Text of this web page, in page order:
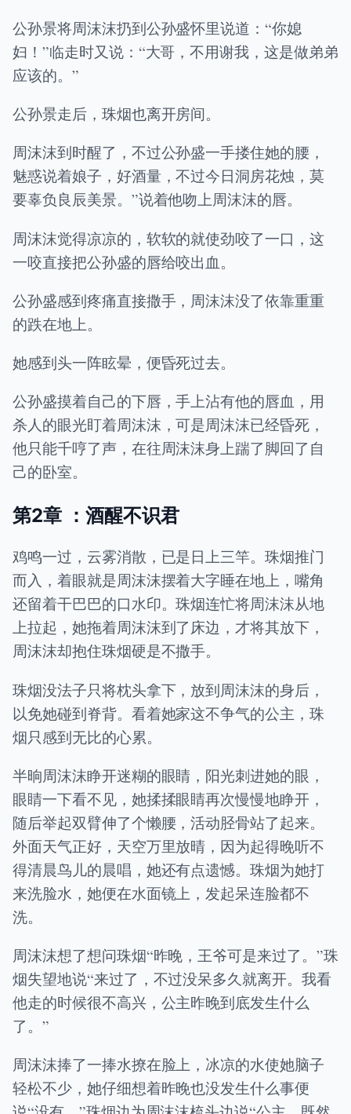
公孙景将周沫沫扔到公孙盛怀里说道：“你媳
妇！”临走时又说：“大哥，不用谢我，这是做弟弟
应该的。”
公孙景走后，珠烟也离开房间。
周沫沫到时醒了，不过公孙盛一手搂住她的腰，
魅惑说着娘子，好酒量，不过今日洞房花烛，莫
要辜负良辰美景。”说着他吻上周沫沫的唇。
周沫沫觉得凉凉的，软软的就使劲咬了一口，这
一咬直接把公孙盛的唇给咬出血。
公孙盛感到疼痛直接撒手，周沫沫没了依靠重重
的跌在地上。
她感到头一阵眩晕，便昏死过去。
公孙盛摸着自己的下唇，手上沾有他的唇血，用
杀人的眼光盯着周沫沫，可是周沫沫已经昏死，
他只能千哼了声，在往周沫沫身上踹了脚回了自
己的卧室。
第2章 ：酒醒不识君
鸡鸣一过，云雾消散，已是日上三竿。珠烟推门
而入，着眼就是周沫沫摆着大字睡在地上，嘴角
还留着干巴巴的口水印。珠烟连忙将周沫沫从地
上拉起，她拖着周沫沫到了床边，才将其放下，
周沫沫却抱住珠烟硬是不撒手。
珠烟没法子只将枕头拿下，放到周沫沫的身后，
以免她碰到脊背。看着她家这不争气的公主，珠
烟只感到无比的心累。
半晌周沫沫睁开迷糊的眼睛，阳光刺进她的眼，
眼睛一下看不见，她揉揉眼睛再次慢慢地睁开，
随后举起双臂伸了个懒腰，活动胫骨站了起来。
外面天气正好，天空万里放晴，因为起得晚听不
得清晨鸟儿的晨唱，她还有点遗憾。珠烟为她打
来洗脸水，她便在水面镜上，发起呆连脸都不
洗。
周沫沫想了想问珠烟“昨晚，王爷可是来过了。”珠
烟失望地说“来过了，不过没呆多久就离开。我看
他走的时候很不高兴，公主昨晚到底发生什么
了。”
周沫沫捧了一捧水撩在脸上，冰凉的水使她脑子
轻松不少，她仔细想着昨晚也没发生什么事便